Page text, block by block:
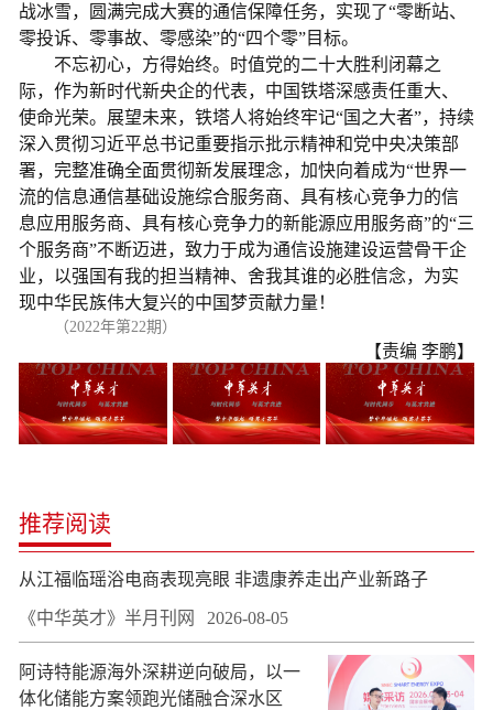
战冰雪，圆满完成大赛的通信保障任务，实现了“零断站、
零投诉、零事故、零感染”的“四个零”目标。
不忘初心，方得始终。时值党的二十大胜利闭幕之
际，作为新时代新央企的代表，中国铁塔深感责任重大、
使命光荣。展望未来，铁塔人将始终牢记“国之大者”，持续
深入贯彻习近平总书记重要指示批示精神和党中央决策部
署，完整准确全面贯彻新发展理念，加快向着成为“世界一
流的信息通信基础设施综合服务商、具有核心竞争力的信
息应用服务商、具有核心竞争力的新能源应用服务商”的“三
个服务商”不断迈进，致力于成为通信设施建设运营骨干企
业，以强国有我的担当精神、舍我其谁的必胜信念，为实
现中华民族伟大复兴的中国梦贡献力量！
（2022年第22期）
【责编 李鹏】
推荐阅读
从江福临瑶浴电商表现亮眼 非遗康养走出产业新路子
《中华英才》半月刊网 2026-08-05
阿诗特能源海外深耕逆向破局，以一
体化储能方案领跑光储融合深水区